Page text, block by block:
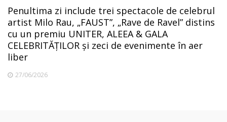
Penultima zi include trei spectacole de celebrul
artist Milo Rau, „FAUST”, „Rave de Ravel” distins
cu un premiu UNITER, ALEEA & GALA
CELEBRITĂȚILOR și zeci de evenimente în aer
liber
27/06/2026